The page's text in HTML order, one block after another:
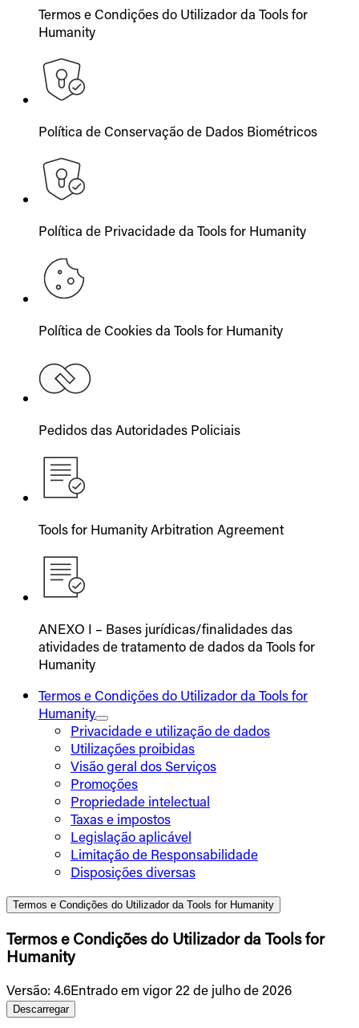
Termos e Condições do Utilizador da Tools for
Humanity
Política de Conservação de Dados Biométricos
Política de Privacidade da Tools for Humanity
Política de Cookies da Tools for Humanity
Pedidos das Autoridades Policiais
Tools for Humanity Arbitration Agreement
ANEXO I – Bases jurídicas/finalidades das
atividades de tratamento de dados da Tools for
Humanity
Termos e Condições do Utilizador da Tools for
Humanity
Privacidade e utilização de dados
Utilizações proibidas
Visão geral dos Serviços
Promoções
Propriedade intelectual
Taxas e impostos
Legislação aplicável
Limitação de Responsabilidade
Disposições diversas
Termos e Condições do Utilizador da Tools for Humanity
Termos e Condições do Utilizador da Tools for
Humanity
Versão: 4.6Entrado em vigor 22 de julho de 2026
Descarregar